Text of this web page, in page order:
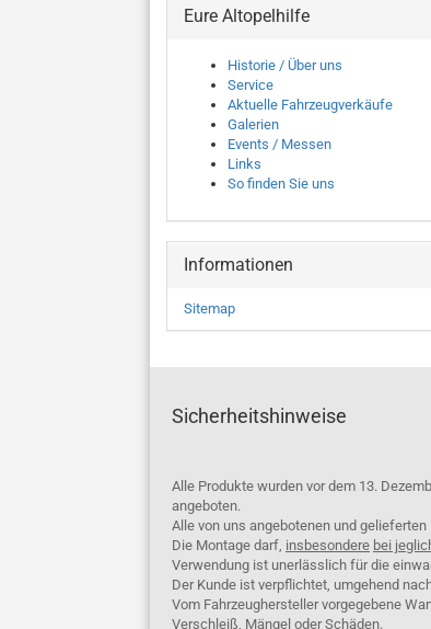
Eure Altopelhilfe
Historie / Über uns
Service
Aktuelle Fahrzeugverkäufe
Galerien
Events / Messen
Links
So finden Sie uns
Informationen
Sitemap
Sicherheitshinweise
Alle Produkte wurden vor dem 13.
angeboten.
Alle von uns angebotenen und
Die Montage darf, insbesondere bei
Verwendung ist unerlässlich für die
Der Kunde ist verpflichtet, umgehend
Vom Fahrzeughersteller vorgegebene
Verschleiß, Mängel oder Schäden.